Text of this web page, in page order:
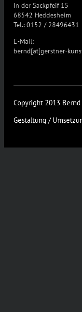
In der Sackpfeif 15
68542 Heddesheim
Tel.: 0152 / 28496431
E-Mail:
bernd[at]gerstner-
Copyright 2013
Gestaltung /